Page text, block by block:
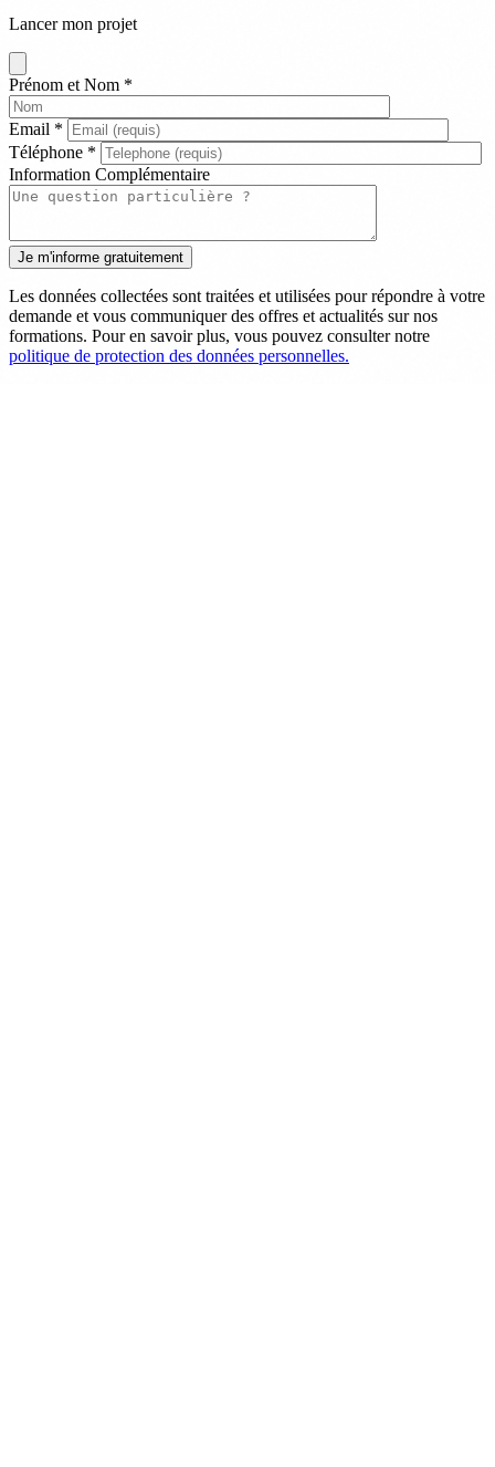
Lancer mon projet
Prénom et Nom *
Email *
Téléphone *
Information Complémentaire
Les données collectées sont traitées et utilisées pour répondre à votre
demande et vous communiquer des offres et actualités sur nos
formations. Pour en savoir plus, vous pouvez consulter notre
politique de protection des données personnelles.